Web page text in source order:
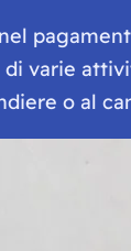
varie
o al